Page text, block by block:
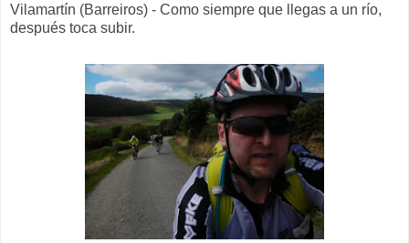
Vilamartín (Barreiros) - Como siempre que llegas a un río,
después toca subir.